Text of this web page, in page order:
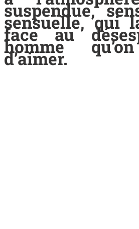
suspendue,
sensuelle, qui
face au
homme
d’aimer.